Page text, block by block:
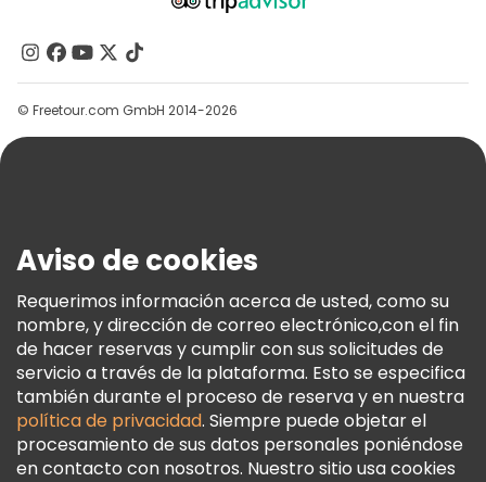
Contacto
Grupos
Ayuda
Términos E Información Legal
Política De Cookies
Freetour Premios
Programa De Fidelidad
© Freetour.com GmbH 2014-2026
Aviso de cookies
Requerimos información acerca de usted, como su
nombre, y dirección de correo electrónico,con el fin
de hacer reservas y cumplir con sus solicitudes de
servicio a través de la plataforma. Esto se especifica
también durante el proceso de reserva y en nuestra
política de privacidad. Siempre puede objetar el
procesamiento de sus datos personales poniéndose
en contacto con nosotros. Nuestro sitio usa cookies